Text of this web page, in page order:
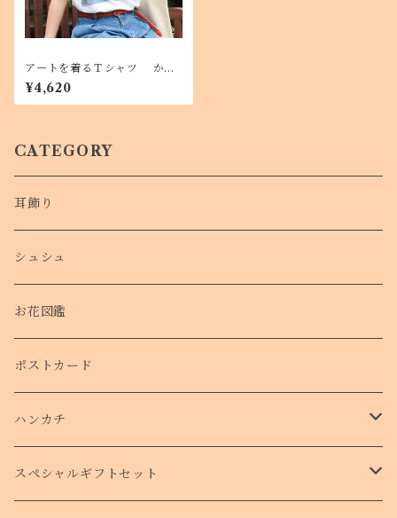
アートを着るＴシャツ かす
みそう
¥4,620
CATEGORY
耳飾り
シュシュ
お花図鑑
ポストカード
ハンカチ
タオルハンカチ
スペシャルギフトセット